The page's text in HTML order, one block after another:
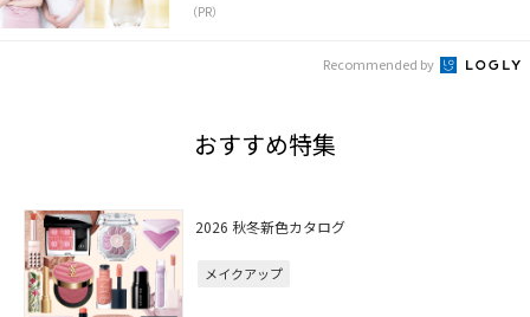
（PR）
Recommended by
おすすめ特集
2026 秋冬新色カタログ
メイクアップ